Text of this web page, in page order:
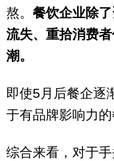
熬。 餐饮企业除
流失、重拾消费
潮。
即使5月后餐企逐
于有品牌影响力
综合来看，对于